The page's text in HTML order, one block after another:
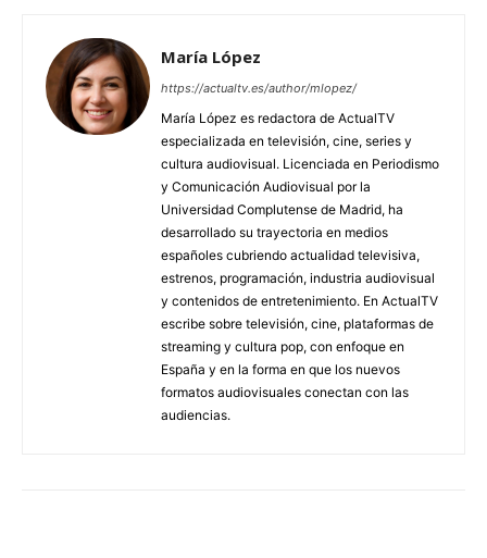
María López
https://actualtv.es/author/mlopez/
María López es redactora de ActualTV
especializada en televisión, cine, series y
cultura audiovisual. Licenciada en Periodismo
y Comunicación Audiovisual por la
Universidad Complutense de Madrid, ha
desarrollado su trayectoria en medios
españoles cubriendo actualidad televisiva,
estrenos, programación, industria audiovisual
y contenidos de entretenimiento. En ActualTV
escribe sobre televisión, cine, plataformas de
streaming y cultura pop, con enfoque en
España y en la forma en que los nuevos
formatos audiovisuales conectan con las
audiencias.